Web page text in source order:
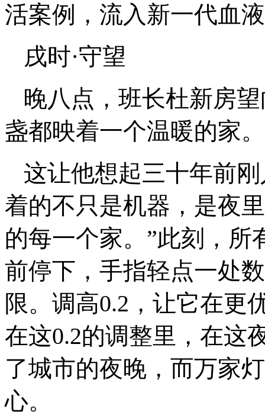
活案例，流入新一代血
戌时·守望
晚八点，班长杜新房
盏都映着一个温暖的家。
这让他想起三十年前
着的不只是机器，是夜
的每一个家。”此刻，所
前停下，手指轻点一处
限。调高0.2，让它在更
在这0.2的调整里，在这
了城市的夜晚，而万家
心。